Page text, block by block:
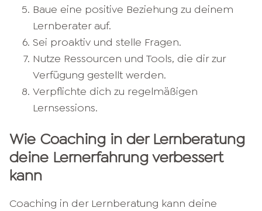
Baue eine positive Beziehung zu deinem
Lernberater auf.
Sei proaktiv und stelle Fragen.
Nutze Ressourcen und Tools, die dir zur
Verfügung gestellt werden.
Verpflichte dich zu regelmäßigen
Lernsessions.
Wie Coaching in der Lernberatung
deine Lernerfahrung verbessert
kann
Coaching in der Lernberatung kann deine